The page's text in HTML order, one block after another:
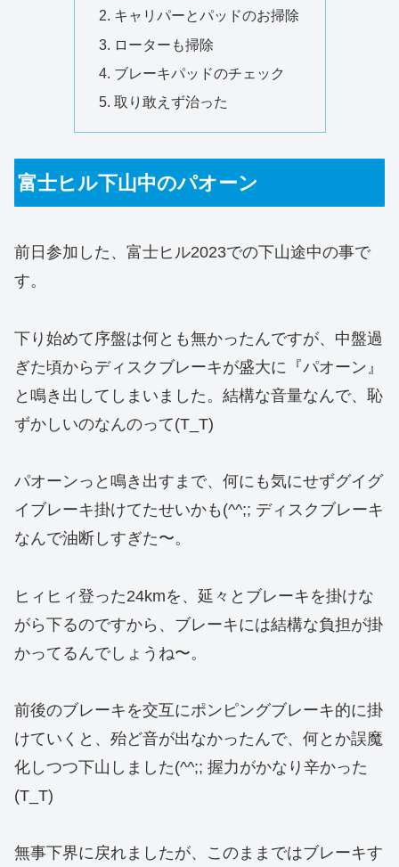
キャリパーとパッドのお掃除
ローターも掃除
ブレーキパッドのチェック
取り敢えず治った
富士ヒル下山中のパオーン
前日参加した、富士ヒル2023での下山途中の事で
す。
下り始めて序盤は何とも無かったんですが、中盤過
ぎた頃からディスクブレーキが盛大に『パオーン』
と鳴き出してしまいました。結構な音量なんで、恥
ずかしいのなんのって(T_T)
パオーンっと鳴き出すまで、何にも気にせずグイグ
イブレーキ掛けてたせいかも(^^;; ディスクブレーキ
なんで油断しすぎた〜。
ヒィヒィ登った24kmを、延々とブレーキを掛けな
がら下るのですから、ブレーキには結構な負担が掛
かってるんでしょうね〜。
前後のブレーキを交互にポンピングブレーキ的に掛
けていくと、殆ど音が出なかったんで、何とか誤魔
化しつつ下山しました(^^;; 握力がかなり辛かった
(T_T)
無事下界に戻れましたが、このままではブレーキす